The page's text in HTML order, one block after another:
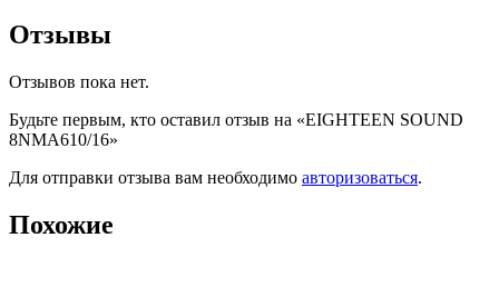
Отзывы
Отзывов пока нет.
Будьте первым, кто оставил отзыв на «EIGHTEEN SOUND
8NMA610/16»
Для отправки отзыва вам необходимо авторизоваться.
Похожие